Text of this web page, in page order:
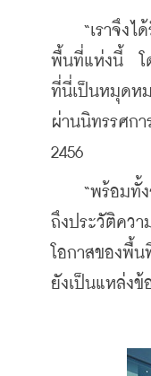
“เราจึงได้
พื้นที่แห่งนี้  โ
ที่นี่เป็นหมุดห
ผ่านนิทรรศกา
2456
“พร้อมทั้งจั
ถึงประวัติคว
โอกาสของพื้
ยังเป็นแหล่ง